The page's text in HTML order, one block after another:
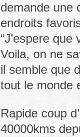
demande une
endroits
“J’espere
Voila, on ne
il semble que
tout le monde
Rapide coup
40000kms